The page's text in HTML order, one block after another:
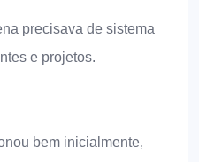
precisava de sistema
e projetos.
bem inicialmente,